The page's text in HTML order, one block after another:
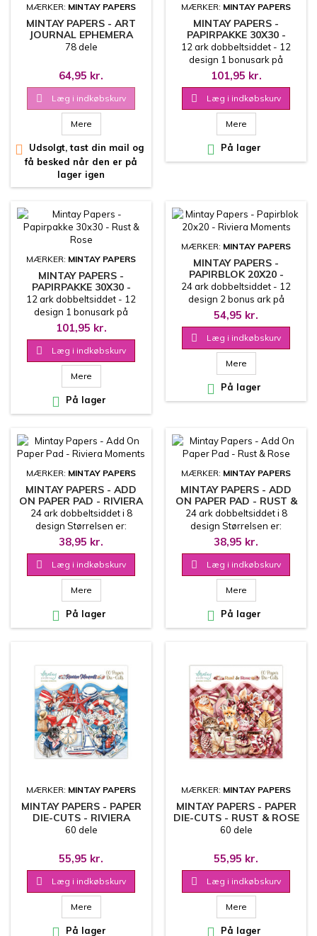
MÆRKER: MINTAY PAPERS
MINTAY PAPERS - ART
JOURNAL EPHEMERA
PACK - BOTANICAL
78 dele
64,95 kr.
 Læg i indkøbskurv
Mere

Udsolgt, tast din mail og
få besked når den er på
lager igen
MÆRKER: MINTAY PAPERS
MINTAY PAPERS -
PAPIRPAKKE 30X30 -
RIVIERA MOMENTS
12 ark dobbeltsiddet - 12
design 1 bonusark på
coverets inderside 30.5x30.5
cm
101,95 kr.
 Læg i indkøbskurv
Mere
 På lager
MÆRKER: MINTAY PAPERS
MINTAY PAPERS -
PAPIRPAKKE 30X30 -
RUST & ROSE
12 ark dobbeltsiddet - 12
design 1 bonusark på
coverets inderside 30.5x30.5
cm
101,95 kr.
 Læg i indkøbskurv
Mere
 På lager
MÆRKER: MINTAY PAPERS
MINTAY PAPERS -
PAPIRBLOK 20X20 -
RIVIERA MOMENTS
24 ark dobbeltsiddet - 12
design 2 bonus ark på
coverets inderside
20.3x20.3 cm
54,95 kr.
 Læg i indkøbskurv
Mere
 På lager
MÆRKER: MINTAY PAPERS
MINTAY PAPERS - ADD
ON PAPER PAD - RIVIERA
MOMENTS
24 ark dobbeltsiddet i 8
design Størrelsen er:
15.2x20.3 cm 240 g
38,95 kr.
 Læg i indkøbskurv
Mere
 På lager
MÆRKER: MINTAY PAPERS
MINTAY PAPERS - ADD
ON PAPER PAD - RUST &
ROSE
24 ark dobbeltsiddet i 8
design Størrelsen er:
15.2x20.3 cm 240 g
38,95 kr.
 Læg i indkøbskurv
Mere
 På lager
MÆRKER: MINTAY PAPERS
MINTAY PAPERS - PAPER
DIE-CUTS - RIVIERA
MOMENTS
60 dele
55,95 kr.
 Læg i indkøbskurv
Mere
 På lager
MÆRKER: MINTAY PAPERS
MINTAY PAPERS - PAPER
DIE-CUTS - RUST & ROSE
60 dele
55,95 kr.
 Læg i indkøbskurv
Mere
 På lager